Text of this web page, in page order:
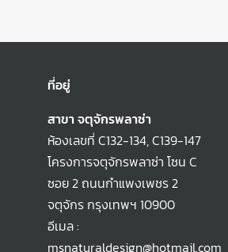
ที่อยู่
สาขา จตุจักรพลาซ่า
ห้องเลขที่ C132-134, C139-147
โครงการจตุจักรพลาซ่า โซน C
ซอย 2 ถนนกำแพงเพชร 2
จตุจักร กรุงเทพฯ 10900
อีเมล :
msnaturaldesign@hotmail.com